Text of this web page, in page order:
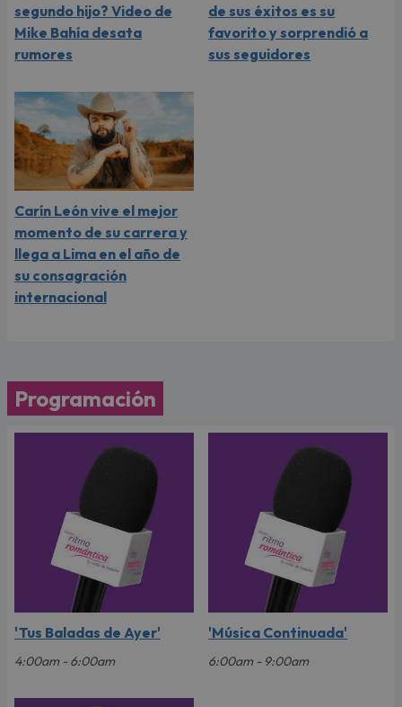
segundo hijo? Video de
Mike Bahía desata
rumores
de sus éxitos es su
favorito y sorprendió a
sus seguidores
Carín León vive el mejor
momento de su carrera y
llega a Lima en el año de
su consagración
internacional
Programación
'Tus Baladas de Ayer'
4:00am - 6:00am
'Música Continuada'
6:00am - 9:00am